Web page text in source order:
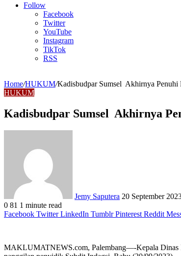
Article
Follow
Facebook
Twitter
YouTube
Instagram
TikTok
RSS
Home/HUKUM/Kadisbudpar Sumsel Akhirnya Penuhi
HUKUM
Kadisbudpar Sumsel Akhirnya
Jemy Saputera 20 September
0 81 1 minute read
Facebook Twitter LinkedIn Tumblr Pinterest Reddit
MAKLUMATNEWS.com, Palembang—-Kepala Dinas